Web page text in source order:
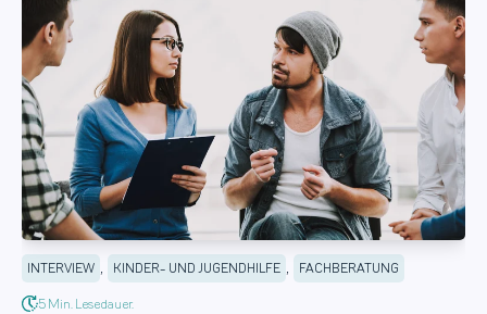
INTERVIEW , KINDER- UND JUGENDHILFE , FACHBERATUNG
5 Min. Lesedauer.